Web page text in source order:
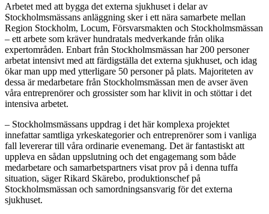
Arbetet med att bygga det externa sjukhuset i delar av
Stockholmsmässans anläggning sker i ett nära samarbete mellan
Region Stockholm, Locum, Försvarsmakten och Stockholmsmässan
– ett arbete som kräver hundratals medverkande från olika
expertområden. Enbart från Stockholmsmässan har 200 personer
arbetat intensivt med att färdigställa det externa sjukhuset, och idag
ökar man upp med ytterligare 50 personer på plats. Majoriteten av
dessa är medarbetare från Stockholmsmässan men de avser även
våra entreprenörer och grossister som har klivit in och stöttar i det
intensiva arbetet.
– Stockholmsmässans uppdrag i det här komplexa projektet
innefattar samtliga yrkeskategorier och entreprenörer som i vanliga
fall levererar till våra ordinarie evenemang. Det är fantastiskt att
uppleva en sådan uppslutning och det engagemang som både
medarbetare och samarbetspartners visat prov på i denna tuffa
situation, säger Rikard Skärebo, produktionschef på
Stockholmsmässan och samordningsansvarig för det externa
sjukhuset.